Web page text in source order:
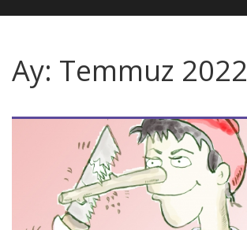
Ay: Temmuz 2022